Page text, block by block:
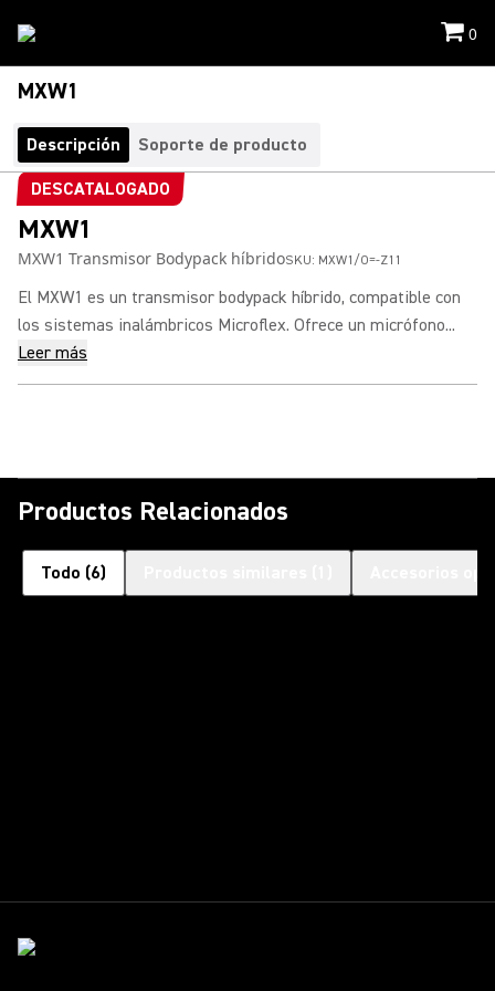
0
MXW1
Descripción
Soporte de producto
DESCATALOGADO
MXW1
MXW1 Transmisor Bodypack híbridoSKU: MXW1/O=-Z11
El MXW1 es un transmisor bodypack híbrido, compatible con
los sistemas inalámbricos Microflex. Ofrece un micrófono...
Leer más
Productos Relacionados
Todo (6)